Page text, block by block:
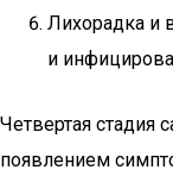
Лихорадка и
и
Четвертая стадия
появлением